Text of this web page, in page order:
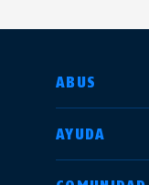
ABUS
AYUDA
SELECCIONE